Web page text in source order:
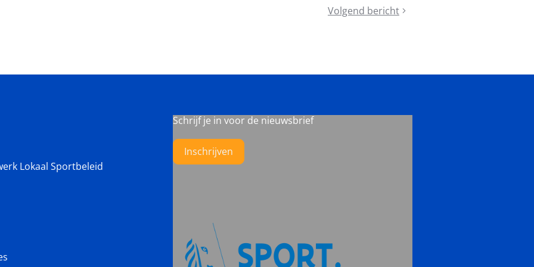
Volgend bericht
Spo(r)tlight
Lokaal Sportbeleid
Schrijf je in voor de nieuwsbrief
Inschrijven